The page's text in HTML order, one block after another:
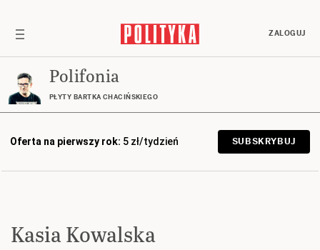
ZALOGUJ
Polifonia
PŁYTY BARTKA CHACIŃSKIEGO
Oferta na pierwszy rok: 5 zł/tydzień SUBSKRYBUJ
Kasia Kowalska